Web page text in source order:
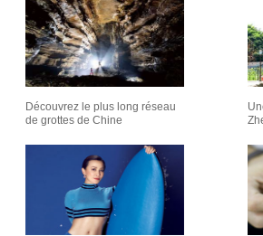
Découvrez le plus long réseau
de grottes de Chine